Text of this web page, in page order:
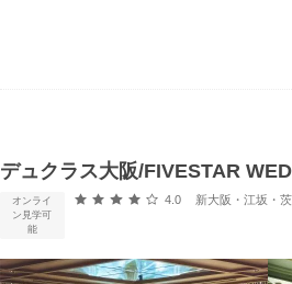
デュクラス大阪/FIVESTAR
オンライ
ン見学可
能
口コミ評価
4.0 新大阪・江坂・茨